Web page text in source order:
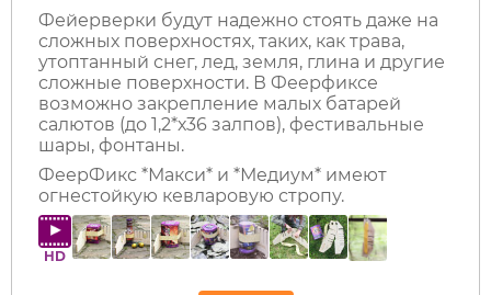
Фейерверки будут надежно стоять даже на
сложных поверхностях, таких, как трава,
утоптанный снег, лед, земля, глина и другие
сложные поверхности. В Феерфиксе
возможно закрепление малых батарей
салютов (до 1,2*х36 залпов), фестивальные
шары, фонтаны.
ФеерФикс *Макси* и *Медиум* имеют
огнестойкую кевларовую стропу.
HD